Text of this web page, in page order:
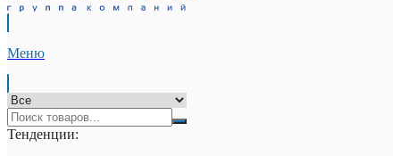
Меню
Тенденции: